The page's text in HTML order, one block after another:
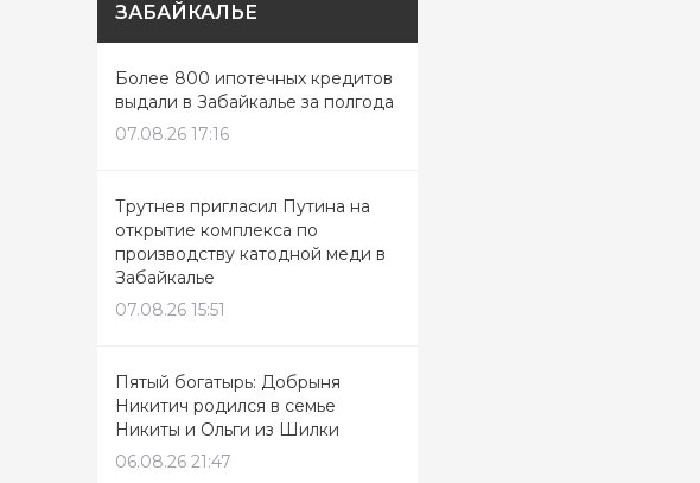
ЗАБАЙКАЛЬЕ
Более 800 ипотечных кредитов
выдали в Забайкалье за полгода
07.08.26 17:16
Трутнев пригласил Путина на
открытие комплекса по
производству катодной меди в
Забайкалье
07.08.26 15:51
Пятый богатырь: Добрыня
Никитич родился в семье
Никиты и Ольги из Шилки
06.08.26 21:47